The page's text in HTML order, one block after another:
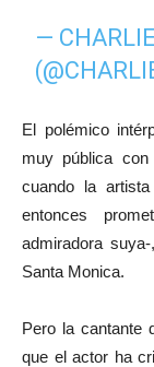
—
El polémico
muy pública
cuando la
entonces
admiradora
Santa Monica.
Pero la cantante
que el actor ha